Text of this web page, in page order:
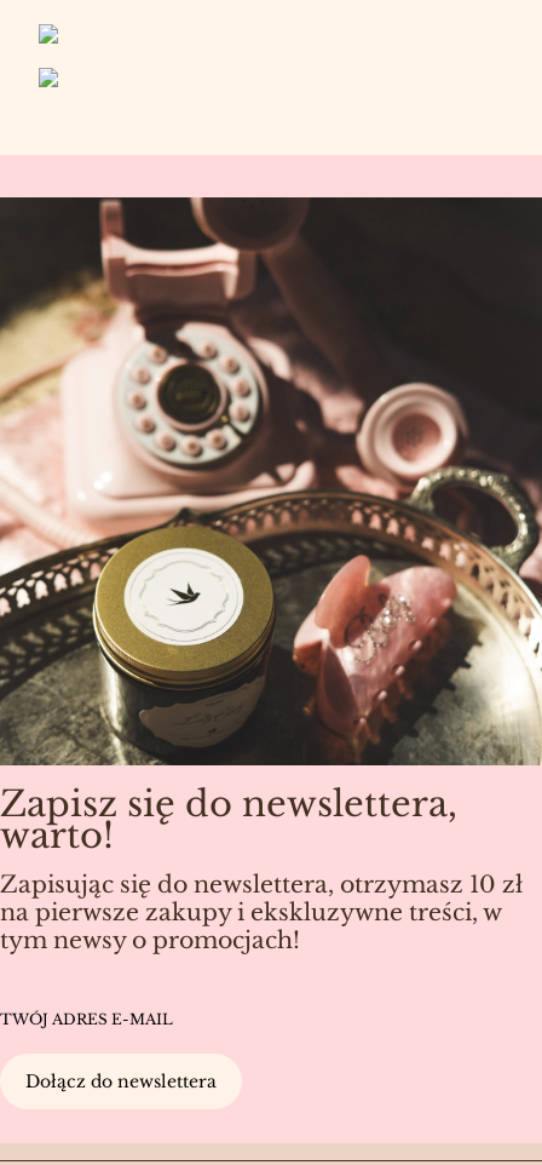
Zapisz się do newslettera,
warto!
Zapisując się do newslettera, otrzymasz 10 zł
na pierwsze zakupy i ekskluzywne treści, w
tym newsy o promocjach!
TWÓJ ADRES E-MAIL
Dołącz do newslettera